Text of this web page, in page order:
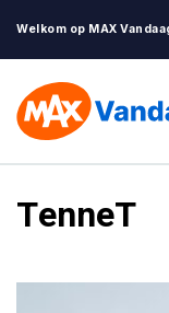
Welkom op MAX
TenneT